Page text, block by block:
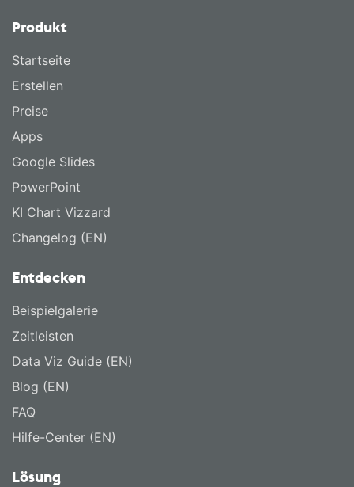
Produkt
Startseite
Erstellen
Preise
Apps
Google Slides
PowerPoint
KI Chart Vizzard
Changelog (EN)
Entdecken
Beispielgalerie
Zeitleisten
Data Viz Guide (EN)
Blog (EN)
FAQ
Hilfe-Center (EN)
Lösung